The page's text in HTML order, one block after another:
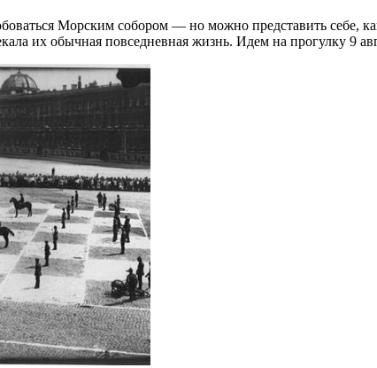
Морским собором — но можно представить себе,
их обычная повседневная жизнь. Идем на прогулку 9